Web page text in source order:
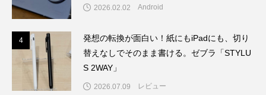
2026.02.02 Android
4
発想の転換が面白い！紙にもiPadにも、切り
替えなしでそのまま書ける。ゼブラ「STYLU
S 2WAY」
2026.07.09 レビュー